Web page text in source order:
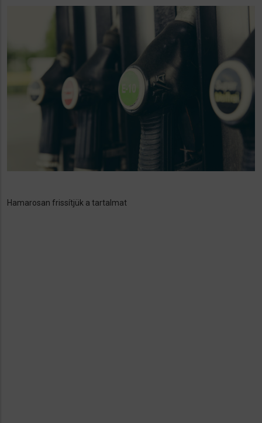
Hamarosan frissítjük a tartalmat